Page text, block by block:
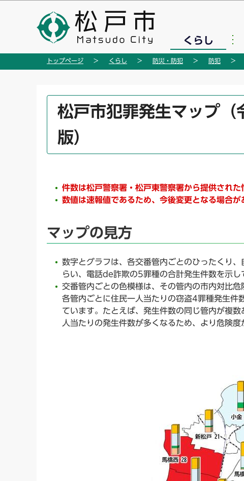
の
くらし
トップページ くらし 防災・防犯 防犯
か
松戸市犯罪発生マップ
版）
件数は松戸警察署・松戸東警察署から提供された
数値は速報値であるため、今後変更となる場合が
マップの見方
数字とグラフは、各交番管内ごとのひったくり
らい、電話de詐欺の5罪種の合計発生件数を示し
交番管内ごとの色模様は、その管内の市内対比危
各管内ごとに住民一人当たりの窃盗4罪種発生件
ています。たとえば、発生件数の同じ管内が複
人当たりの発生件数が多くなるため、より危険度